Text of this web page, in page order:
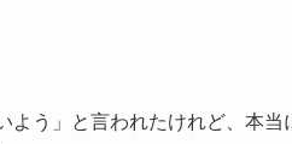
よう」と言われたけれど、本